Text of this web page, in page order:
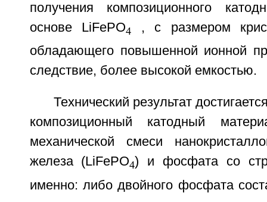
получения композиционного
основе LiFePO4
, с размером
обладающего повышенной ионной
следствие, более высокой емкостью.
Технический результат
композиционный катодный
механической смеси
железа (LiFePO4) и фосфата со
именно: либо двойного фосфата